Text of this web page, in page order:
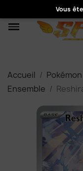
Vous
Accueil Pokémon
Ensemble